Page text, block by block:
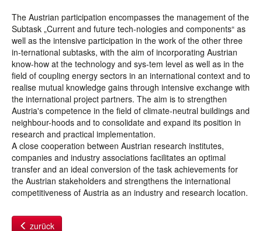
The Austrian participation encompasses the management of the
Subtask „Current and future tech-nologies and components“ as
well as the intensive participation in the work of the other three
in-ternational subtasks, with the aim of incorporating Austrian
know-how at the technology and sys-tem level as well as in the
field of coupling energy sectors in an international context and to
realise mutual knowledge gains through intensive exchange with
the international project partners. The aim is to strengthen
Austria's competence in the field of climate-neutral buildings and
neighbour-hoods and to consolidate and expand its position in
research and practical implementation.
A close cooperation between Austrian research institutes,
companies and industry associations facilitates an optimal
transfer and an ideal conversion of the task achievements for
the Austrian stakeholders and strengthens the international
competitiveness of Austria as an industry and research location.
zurück